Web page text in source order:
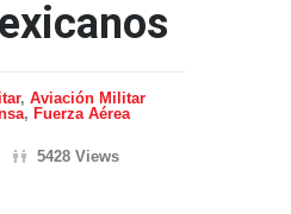
, Aviación Militar
, Fuerza Aérea
5428 Views